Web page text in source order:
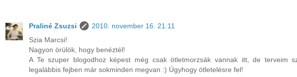
Praliné Zsuzsi
2010. november 16. 21:11
Szia Marcsi!
Nagyon örülök, hogy benéztél!
A Te szuper blogodhoz képest még csak ötletmorzsák vannak itt, de terveim
legalábbis fejben már sokminden megvan :) Úgyhogy ötletelésre fel!